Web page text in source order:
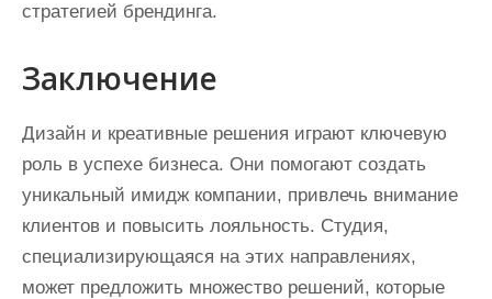
стратегией брендинга.
Заключение
Дизайн и креативные решения играют ключевую
роль в успехе бизнеса. Они помогают создать
уникальный имидж компании, привлечь внимание
клиентов и повысить лояльность. Студия,
специализирующаяся на этих направлениях,
может предложить множество решений, которые